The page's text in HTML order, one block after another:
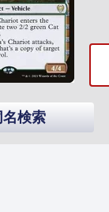
名検索